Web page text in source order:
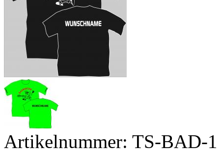
Artikelnummer: TS-BAD-1